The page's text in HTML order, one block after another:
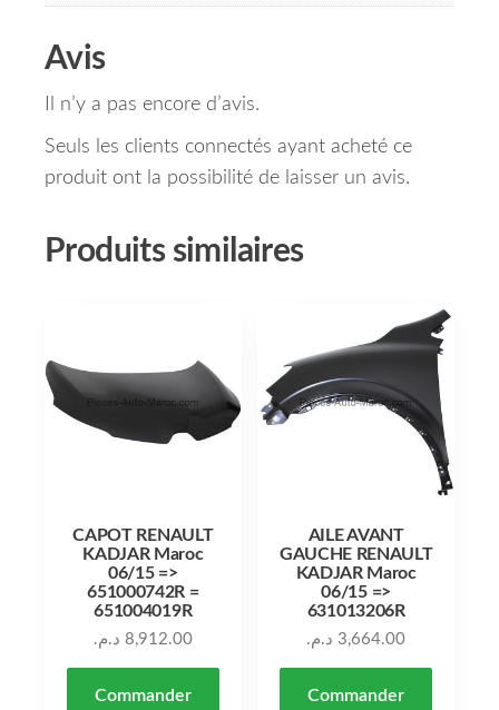
Avis
Il n’y a pas encore d’avis.
Seuls les clients connectés ayant acheté ce
produit ont la possibilité de laisser un avis.
Produits similaires
CAPOT RENAULT
KADJAR Maroc
06/15 =>
651000742R =
651004019R
8,912.00 د.م.
Commander
AILE AVANT
GAUCHE RENAULT
KADJAR Maroc
06/15 =>
631013206R
3,664.00 د.م.
Commander